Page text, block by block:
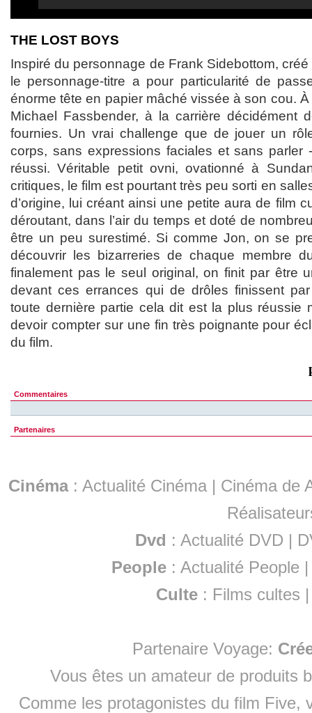
THE LOST BOYS
Inspiré du personnage de Frank Sidebottom,
le personnage-titre a pour particularité de
énorme tête en papier mâché vissée à son cou. À
Michael Fassbender, à la carrière décidément
fournies. Un vrai challenge que de jouer un
corps, sans expressions faciales et sans parler
réussi. Véritable petit ovni, ovationné à
critiques, le film est pourtant très peu sorti en
d’origine, lui créant ainsi une petite aura de film
déroutant, dans l’air du temps et doté de
être un peu surestimé. Si comme Jon, on se
découvrir les bizarreries de chaque membre
finalement pas le seul original, on finit par être
devant ces errances qui de drôles finissent
toute dernière partie cela dit est la plus réussie
devoir compter sur une fin très poignante pour
du film.
Commentaires
Partenaires
Cinéma: Actualité Cinéma | Cinéma de
Dvd : Actualité DVD |
People :Actualité People
Culte : Films cultes
Partenaire Voyage:
Vous êtes un amateur de produits
Comme les protagonistes du film Five,